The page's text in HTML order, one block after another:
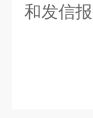
和发信报